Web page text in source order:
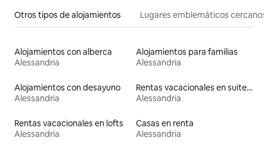
Otros tipos de alojamientos Lugares emblemáticos cercanos
Alojamientos con alberca
Alessandria
Alojamientos para familias
Alessandria
Alojamientos con desayuno
Alessandria
Rentas vacacionales en suites privadas
Alessandria
Rentas vacacionales en lofts
Alessandria
Casas en renta
Alessandria